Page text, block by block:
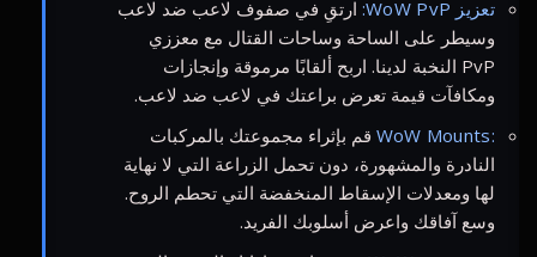
تعزيز WoW PvP:
ارتقِ في صفوف لاعب ضد لاعب
وسيطر على الساحة وساحات القتال مع معززي
PvP النخبة لدينا. اربح ألقابًا مرموقة وإنجازات
ومكافآت قيمة تعرض براعتك في لاعب ضد لاعب.
WoW Mounts: قم بإثراء مجموعتك بالمركبات
النادرة والمشهورة، دون تحمل الزراعة التي لا نهاية
لها ومعدلات الإسقاط المنخفضة التي تحطم الروح.
وسع آفاقك واعرض أسلوبك الفريد.